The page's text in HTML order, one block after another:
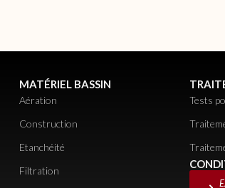
MATÉRIEL BASSIN
Aération
Construction
Etanchéité
Filtration
Tests